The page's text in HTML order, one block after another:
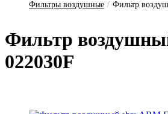
Фильтры воздушные / Фильтр
Фильтр
022030F